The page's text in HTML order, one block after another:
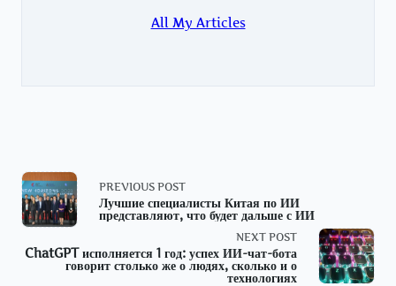
All My Articles
<span
class="nav-
subtitle
PREVIOUS POST
Лучшие специалисты Китая по ИИ
представляют, что будет дальше с ИИ
NEXT POST
ChatGPT исполняется 1 год: успех ИИ-чат-бота
говорит столько же о людях, сколько и о
технологиях